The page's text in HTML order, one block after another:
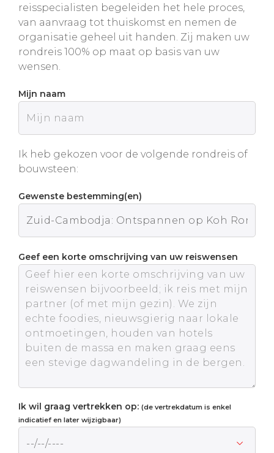
reisspecialisten begeleiden het hele proces,
van aanvraag tot thuiskomst en nemen de
organisatie geheel uit handen. Zij maken uw
rondreis 100% op maat op basis van uw
wensen.
Mijn naam
Ik heb gekozen voor de volgende rondreis of
bouwsteen:
Gewenste bestemming(en)
Geef een korte omschrijving van uw reiswensen
Ik wil graag vertrekken op: (de vertrekdatum is enkel
indicatief en later wijzigbaar)